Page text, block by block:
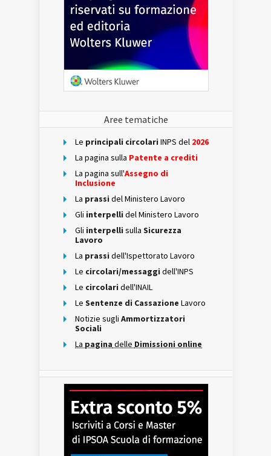
Aree tematiche
Le principali circolari INPS del 2026
La pagina sulla Patente a crediti
La pagina sull'Assegno di
Inclusione
La prassi del Ministero Lavoro
Gli interpelli del Ministero Lavoro
Gli interpelli sulla Sicurezza
Lavoro
La prassi dell'Ispettorato Lavoro
Le circolari/messaggi dell'INPS
Le circolari dell'INAIL
Le Sentenze di Cassazione Lavoro
Notizie sugli Ammortizzatori
Sociali
La pagina delle Dimissioni online